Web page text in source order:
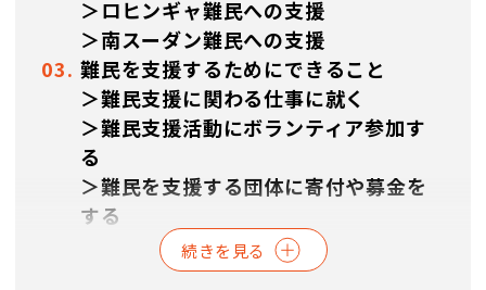
＞ロヒンギャ難民への支援
＞南スーダン難民への支援
難民を支援するためにできること
＞難民支援に関わる仕事に就く
＞難民支援活動にボランティア参加す
る
＞難民を支援する団体に寄付や募金を
する
＞よくあるご質問
＞参考資料
続きを見る